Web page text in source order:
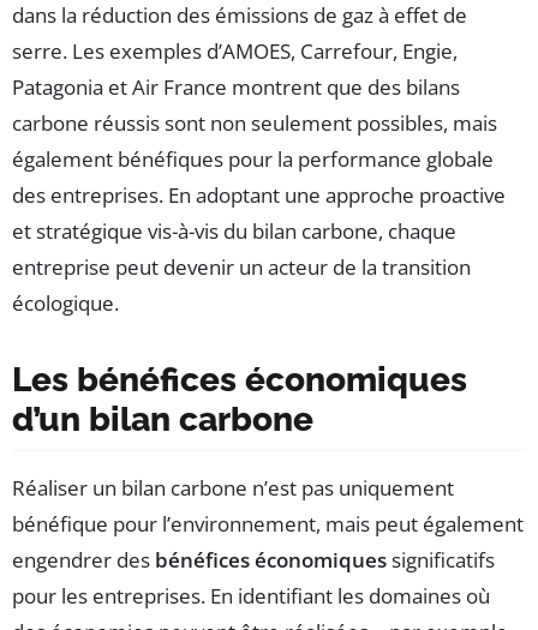
dans la réduction des émissions de gaz à effet de
serre. Les exemples d’AMOES, Carrefour, Engie,
Patagonia et Air France montrent que des bilans
carbone réussis sont non seulement possibles, mais
également bénéfiques pour la performance globale
des entreprises. En adoptant une approche proactive
et stratégique vis-à-vis du bilan carbone, chaque
entreprise peut devenir un acteur de la transition
écologique.
Les bénéfices économiques
d’un bilan carbone
Réaliser un bilan carbone n’est pas uniquement
bénéfique pour l’environnement, mais peut également
engendrer des bénéfices économiquessignificatifs
pour les entreprises. En identifiant les domaines où